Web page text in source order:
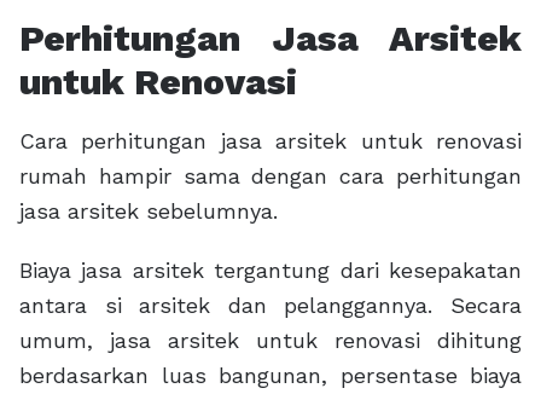
Perhitungan Jasa Arsitek
untuk Renovasi
Cara perhitungan jasa arsitek untuk renovasi
rumah hampir sama dengan cara perhitungan
jasa arsitek sebelumnya.
Biaya jasa arsitek tergantung dari kesepakatan
antara si arsitek dan pelanggannya. Secara
umum, jasa arsitek untuk renovasi dihitung
berdasarkan luas bangunan, persentase biaya